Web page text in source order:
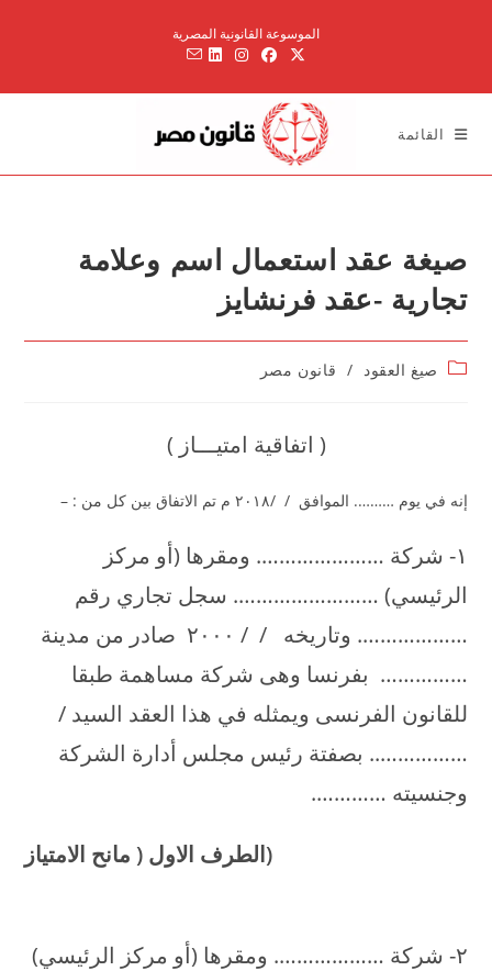
الموسوعة القانونية المصرية
القائمة
صيغة عقد استعمال اسم وعلامة
تجارية -عقد فرنشايز
Postصيغ العقود / قانون مصر
( اتفاقية امتيـــاز )
إنه في يوم ………. الموافق / /۲۰۱۸ م تم الاتفاق بين كل من : –
۱- شركة …………………. ومقرها (أو مركز
الرئيسي) ……………………. سجل تجاري رقم
………………. وتاريخه / / ۲۰۰۰ صادر من مدينة
…………… بفرنسا وهى شركة مساهمة طبقا
للقانون الفرنسى ويمثله في هذا العقد السيد /
…………….. بصفتة رئيس مجلس أدارة الشركة
وجنسيته ………….
(الطرف الاول ( مانح الامتياز
۲- شركة ………………. ومقرها (أو مركز الرئيسي)